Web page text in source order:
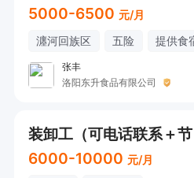
5000-6500 元/月
瀍河回族区 五险 提供食
张丰
洛阳东升食品有限公司
装卸工（可电话联系＋节
6000-10000 元/月